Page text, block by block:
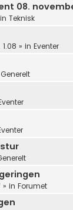
08.
Teknisk
» in Eventer
Generelt
» in Forumet